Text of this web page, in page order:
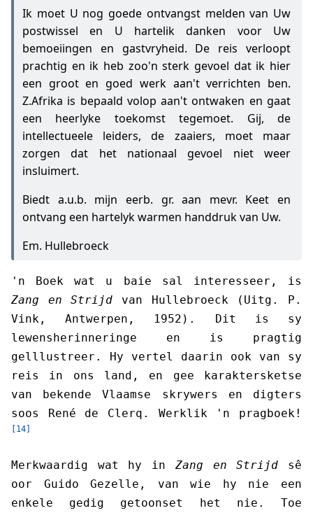
Ik moet U nog goede ontvangst melden van Uw
postwissel en U hartelik danken voor Uw
bemoeiingen en gastvryheid. De reis verloopt
prachtig en ik heb zoo'n sterk gevoel dat ik hier
een groot en goed werk aan't verrichten ben.
Z.Afrika is bepaald volop aan't ontwaken en gaat
een heerlyke toekomst tegemoet. Gij, de
intellectueele leiders, de zaaiers, moet maar
zorgen dat het nationaal gevoel niet weer
insluimert.
Biedt a.u.b. mijn eerb. gr. aan mevr. Keet en
ontvang een hartelyk warmen handdruk van Uw.
Em. Hullebroeck
'n Boek wat u baie sal interesseer, is
Zang en Strijd van Hullebroeck (Uitg. P.
Vink, Antwerpen, 1952). Dit is sy
lewensherinneringe en is pragtig
gelllustreer. Hy vertel daarin ook van sy
reis in ons land, en gee karaktersketse
van bekende Vlaamse skrywers en digters
soos René de Clerq. Werklik 'n pragboek!
[14]
Merkwaardig wat hy in Zang en Strijd sê
oor Guido Gezelle, van wie hy nie een
enkele gedig getoonset het nie. Toe